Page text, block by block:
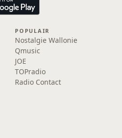
POPULAIR
Nostalgie Wallonie
Qmusic
JOE
TOPradio
Radio Contact